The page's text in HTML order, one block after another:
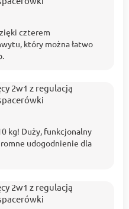
czterem
który można łatwo
kg! Duży, funkcjonalny
udogodnienie dla